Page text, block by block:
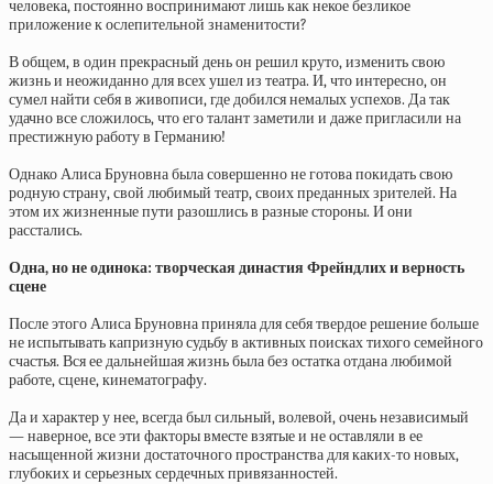
человека, постоянно воспринимают лишь как некое безликое
приложение к ослепительной знаменитости?
В общем, в один прекрасный день он решил круто, изменить свою
жизнь и неожиданно для всех ушел из театра. И, что интересно, он
сумел найти себя в живописи, где добился немалых успехов. Да так
удачно все сложилось, что его талант заметили и даже пригласили на
престижную работу в Германию!
Однако Алиса Бруновна была совершенно не готова покидать свою
родную страну, свой любимый театр, своих преданных зрителей. На
этом их жизненные пути разошлись в разные стороны. И они
расстались.
Одна, но не одинока: творческая династия Фрейндлих и верность
сцене
После этого Алиса Бруновна приняла для себя твердое решение больше
не испытывать капризную судьбу в активных поисках тихого семейного
счастья. Вся ее дальнейшая жизнь была без остатка отдана любимой
работе, сцене, кинематографу.
Да и характер у нее, всегда был сильный, волевой, очень независимый
— наверное, все эти факторы вместе взятые и не оставляли в ее
насыщенной жизни достаточного пространства для каких-то новых,
глубоких и серьезных сердечных привязанностей.